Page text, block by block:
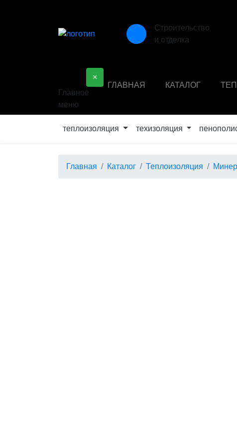
Строительство
и отделка
×
Главное
меню
ГЛАВНАЯ КАТАЛОГ
теплоизоляция техизоляция
Главная Каталог Теплоизоляция